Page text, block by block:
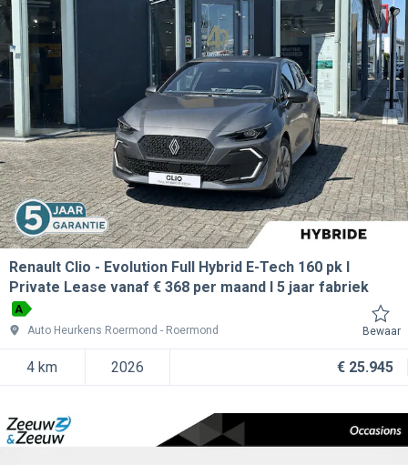
Renault Clio
Evolution Full Hybrid E-Tech 160 pk l
Private Lease vanaf € 368 per maand l 5 jaar fabriek
A
Auto Heurkens Roermond
Roermond Bewaar
4 km 2026 € 25.945